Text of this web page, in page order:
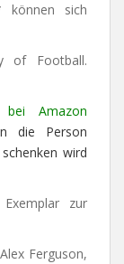
können sich
of Football.
Amazon
die Person
wird
zur
Ferguson,